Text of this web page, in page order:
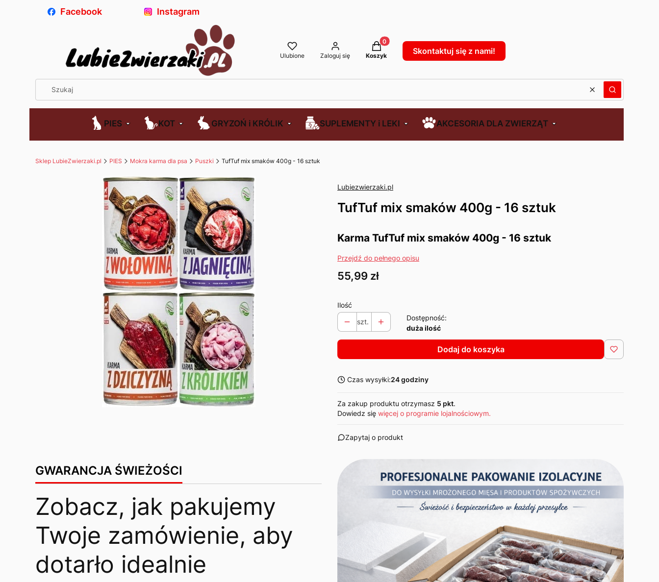
Facebook Instagram
Ulubione Zaloguj się
Produkty w koszyku: 0. Zobacz szczegóły
Koszyk Skontaktuj się z nami!
WyczyśćSzukaj
PIES KOT GRYZOŃ i KRÓLIK SUPLEMENTY i LEKI AKCESORIA DLA ZWIERZĄT
Sklep LubieZwierzaki.pl PIES Mokra karma dla psa Puszki TufTuf mix smaków 400g - 16 sztuk
Lubiezwierzaki.pl
TufTuf mix smaków 400g - 16 sztuk
Karma TufTuf mix smaków 400g - 16 sztuk
Przejdź do pełnego opisu
Cena
55,99 zł
Ilość
szt.
Dostępność:
duża ilość
Dodaj do koszyka
Czas wysyłki:24 godziny
Za zakup produktu otrzymasz 5 pkt.
Dowiedz się więcej o programie lojalnościowym.
Zapytaj o produkt
GWARANCJA ŚWIEŻOŚCI
Zobacz, jak pakujemy
Twoje zamówienie, aby
dotarło idealnie